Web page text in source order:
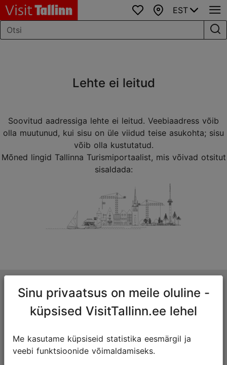
Lemmikud
Kaart
EST
Lehte ei leitud
Soovitud aadressiga lehte ei leitud. Veebiaadress võib
olla muutunud, kui sisu on üle viidud teise asukohta; sisu
võib olla kustutatud.
Mõned lingid Tallinna Turismiportaalist, mis võivad otsitut
sisaldada:
Tallinna turismiinfokeskus
Niguliste 2, 10146 Tallinn, Eesti
info@visittallinn.ee
Sinu privaatsus on meile oluline -
küpsised VisitTallinn.ee lehel
Me kasutame küpsiseid statistika eesmärgil ja
veebi funktsioonide võimaldamiseks.